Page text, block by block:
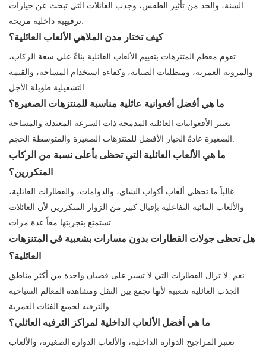
السنة، والحد من تأثير الطقس، وجذب العائلات التي تبحث عن خيارات
ترفيهية داخلية مريحة.
كيف تختار مدن الملاهي الألعاب العائلية؟
تقوم معظم المتنزهات بتقييم الألعاب العائلية بناءً على سعة الركاب،
والمرونة العمرية، ومتطلبات الصيانة، وكفاءة استخدام المساحة، والقيمة
التشغيلية طويلة الأجل.
ما هي أفضل أفعوانية عائلية مناسبة للمنتزهات الصغيرة؟
تعتبر الأفعوانيات العائلية المدمجة ذات السرعة المعتدلة والمساحة
الصغيرة عادةً الخيار الأفضل للمتنزهات الصغيرة والمتوسطة الحجم.
ما هي الألعاب العائلية التي تحظى بأعلى نسبة من الركاب
المتكررين؟
غالباً ما تحظى ألعاب أكواب الشاي، والدوامات، والقطارات العائلية،
والألعاب المائية التفاعلية بإقبال كبير من الزوار المتكررين لأن العائلات
تستمتع بتجربتها معاً عدة مرات.
هل تحظى جولات القطارات بدون مسارات بشعبية في المتنزهات
العائلية؟
نعم. لا تزال القطارات التي لا تسير على قضبان واحدة من أكثر مناطق
الجذب العائلية شعبية لأنها تجمع بين النقل ومشاهدة المعالم السياحية
والترفيه لجميع الفئات العمرية.
ما هي أفضل الألعاب الداخلية لمراكز الترفيه العائلي؟
تعتبر المراجيح الدوارة الداخلية، والألعاب الدوارة الصغيرة، والألعاب